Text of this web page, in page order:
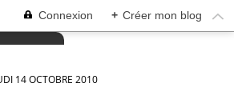
Connexion + Créer mon blog
14 OCTOBRE 2010